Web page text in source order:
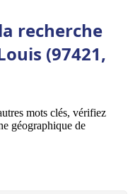
recherche
(97421,
mots clés, vérifiez
géographique de